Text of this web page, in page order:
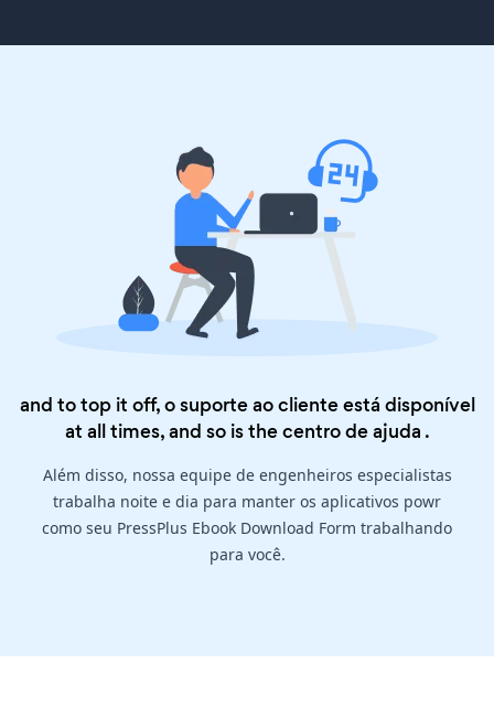
and to top it off, o suporte ao cliente está disponível
at all times, and so is thecentro de ajuda .
Além disso, nossa equipe de engenheiros especialistas
trabalha noite e dia para manter os aplicativos powr
como seu PressPlus Ebook Download Form trabalhando
para você.